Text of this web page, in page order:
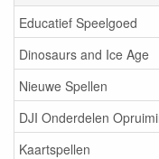
Educatief Speelgoed
Dinosaurs and Ice Age
Nieuwe Spellen
DJI Onderdelen
Kaartspellen